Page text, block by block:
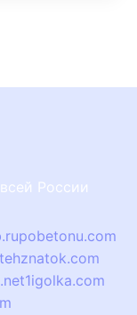
России
pobetonu.com
tehznatok.com
1igolka.com